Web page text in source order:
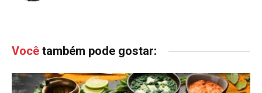
Você também pode gostar: